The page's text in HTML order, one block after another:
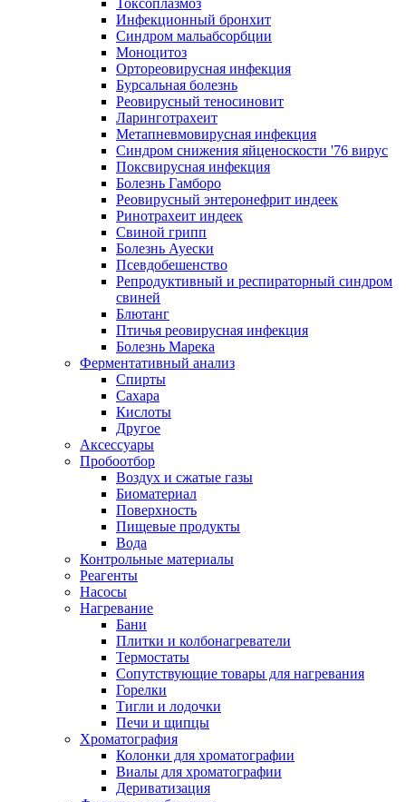
Токсоплазмоз
Инфекционный бронхит
Синдром мальабсорбции
Моноцитоз
Ортореовирусная инфекция
Бурсальная болезнь
Реовирусный теносиновит
Ларинготрахеит
Метапневмовирусная инфекция
Синдром снижения яйценоскости '76 вирус
Поксвирусная инфекция
Болезнь Гамборо
Реовирусный энтеронефрит индеек
Ринотрахеит индеек
Свиной грипп
Болезнь Ауески
Псевдобешенство
Репродуктивный и респираторный синдром
свиней
Блютанг
Птичья реовирусная инфекция
Болезнь Марека
Ферментативный анализ
Спирты
Сахара
Кислоты
Другое
Аксессуары
Пробоотбор
Воздух и сжатые газы
Биоматериал
Поверхность
Пищевые продукты
Вода
Контрольные материалы
Реагенты
Насосы
Нагревание
Бани
Плитки и колбонагреватели
Термостаты
Сопутствующие товары для нагревания
Горелки
Тигли и лодочки
Печи и щипцы
Хроматография
Колонки для хроматографии
Виалы для хроматографии
Дериватизация